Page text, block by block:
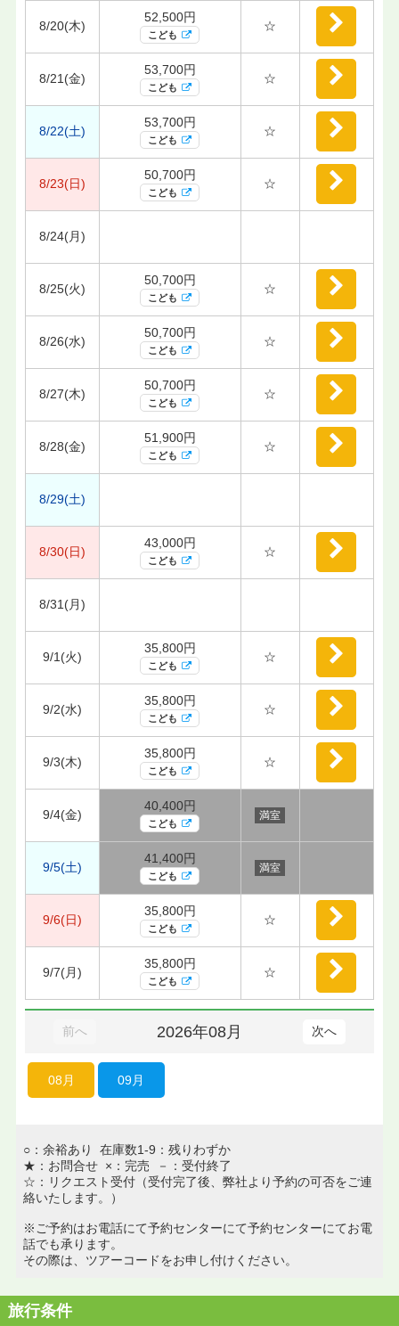
8/20(木)
52,500円
こども
☆
8/21(金)
53,700円
こども
☆
8/22(土)
53,700円
こども
☆
8/23(日)
50,700円
こども
☆
8/24(月)
8/25(火)
50,700円
こども
☆
8/26(水)
50,700円
こども
☆
8/27(木)
50,700円
こども
☆
8/28(金)
51,900円
こども
☆
8/29(土)
8/30(日)
43,000円
こども
☆
8/31(月)
9/1(火)
35,800円
こども
☆
9/2(水)
35,800円
こども
☆
9/3(木)
35,800円
こども
☆
9/4(金)
40,400円
こども
満室
9/5(土)
41,400円
こども
満室
9/6(日)
35,800円
こども
☆
9/7(月)
35,800円
こども
☆
前へ 2026年08月 次へ
08月 09月
○：余裕あり 在庫数1-9：残りわずか
★：お問合せ ×：完売 －：受付終了
☆：リクエスト受付（受付完了後、弊社より予約の可否をご連
絡いたします。）
※ご予約はお電話にて予約センターにて予約センターにてお電
話でも承ります。
その際は、ツアーコードをお申し付けください。
旅行条件